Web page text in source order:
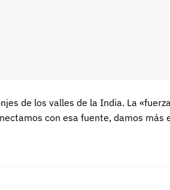
de los valles de la India. La
con esa fuente, damos